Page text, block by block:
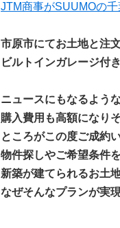
JTM商事がSUUMOの
市原市にてお土地と注
ビルトインガレージ付
ニュースにもなるよう
購入費用も高額になり
ところがこの度ご成約
物件探しやご希望条件
新築が建てられるお土
なぜそんなプランが実